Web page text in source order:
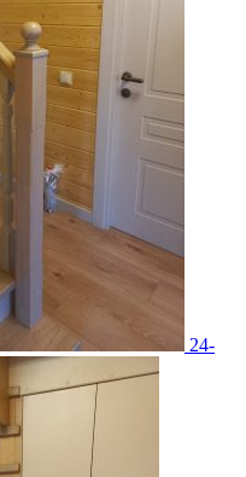
24-